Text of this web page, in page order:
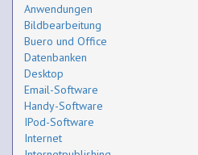
Anwendungen
Bildbearbeitung
Buero und Office
Datenbanken
Desktop
Email-Software
Handy-Software
IPod-Software
Internet